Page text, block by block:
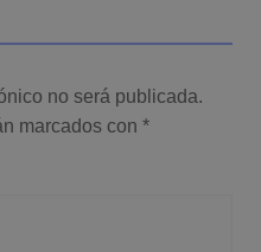
no será publicada.
marcados con *